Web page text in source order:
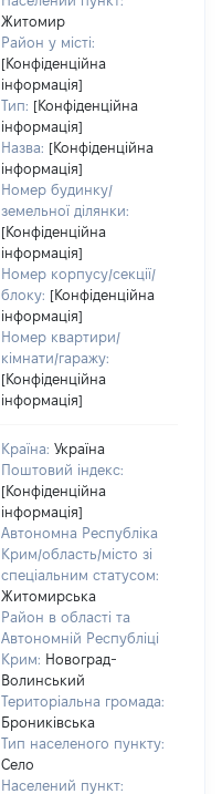
Житомир
Район у місті:
[Конфіденційна
інформація]
Тип: [Конфіденційна
інформація]
Назва: [Конфіденційна
інформація]
Номер будинку/
земельної ділянки:
[Конфіденційна
інформація]
Номер корпусу/секції/
блоку: [Конфіденційна
інформація]
Номер квартири/
кімнати/гаражу:
[Конфіденційна
інформація]
Країна: Україна
Поштовий індекс:
[Конфіденційна
інформація]
Автономна Республіка
Крим/область/місто зі
спеціальним статусом:
Житомирська
Район в області та
Автономній Республіці
Крим: Новоград-
Волинський
Територіальна громада:
Брониківська
Тип населеного пункту:
Село
Населений пункт: